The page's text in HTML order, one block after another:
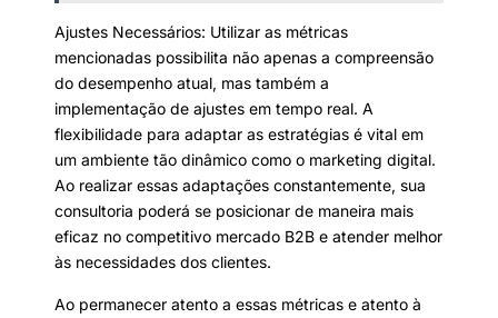
Ajustes Necessários: Utilizar as métricas
mencionadas possibilita não apenas a compreensão
do desempenho atual, mas também a
implementação de ajustes em tempo real. A
flexibilidade para adaptar as estratégias é vital em
um ambiente tão dinâmico como o marketing digital.
Ao realizar essas adaptações constantemente, sua
consultoria poderá se posicionar de maneira mais
eficaz no competitivo mercado B2B e atender melhor
às necessidades dos clientes.
Ao permanecer atento a essas métricas e atento à